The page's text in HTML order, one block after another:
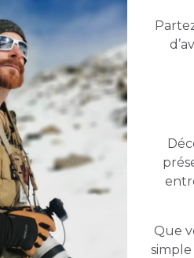
Que